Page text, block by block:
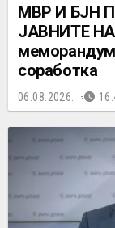
МВР И БЈН
ЈАВНИТЕ
меморандум
соработка
06.08.2026.